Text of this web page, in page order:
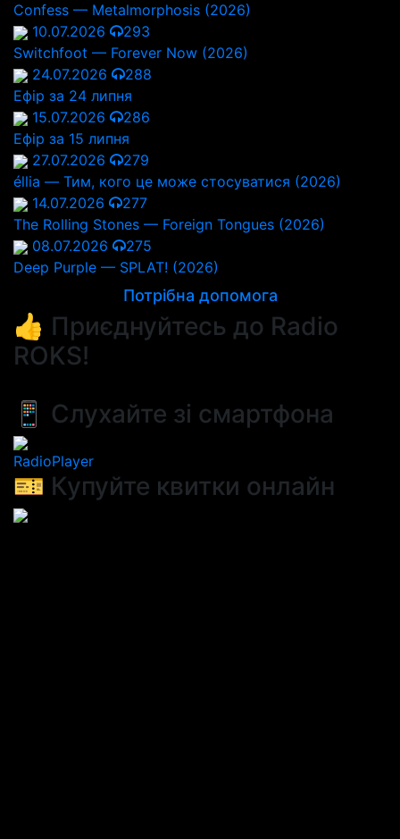
Confess — Metalmorphosis (2026)
10.07.2026
293
Switchfoot — Forever Now (2026)
24.07.2026
288
Ефір за 24 липня
15.07.2026
286
Ефір за 15 липня
27.07.2026
279
éllia — Тим, кого це може стосуватися (2026)
14.07.2026
277
The Rolling Stones — Foreign Tongues (2026)
08.07.2026
275
Deep Purple — SPLAT! (2026)
Потрібна допомога
👍 Приєднуйтесь до Radio
ROKS!
📱 Слухайте зі смартфона
RadioPlayer
🎫 Купуйте квитки онлайн